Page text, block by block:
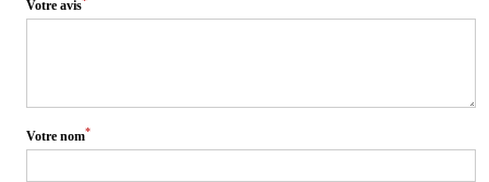
Votre avis
Votre nom*